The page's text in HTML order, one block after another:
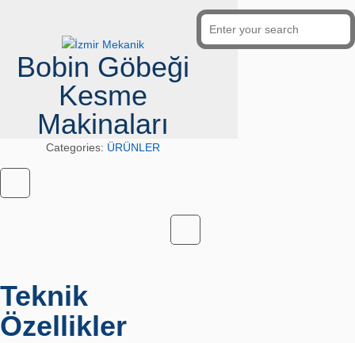
Bobin Göbeği
Kesme
Makinaları
Categories: ÜRÜNLER
Teknik
Özellikler